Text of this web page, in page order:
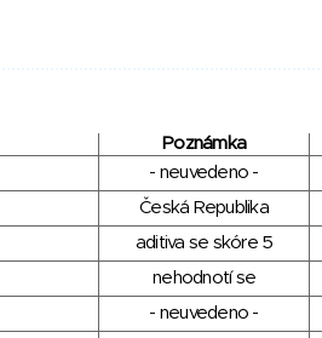
Poznámka
- neuvedeno -
Česká Republika
aditiva se skóre 5
nehodnotí se
- neuvedeno -